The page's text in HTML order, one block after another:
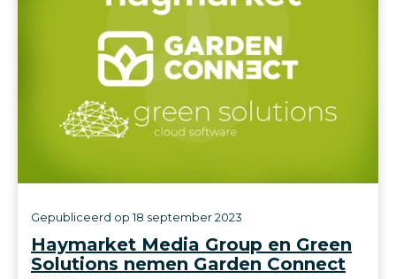
Haymarket Media Group en Green
Solutions nemen Garden Connect
Gepubliceerd op 18 september 2023